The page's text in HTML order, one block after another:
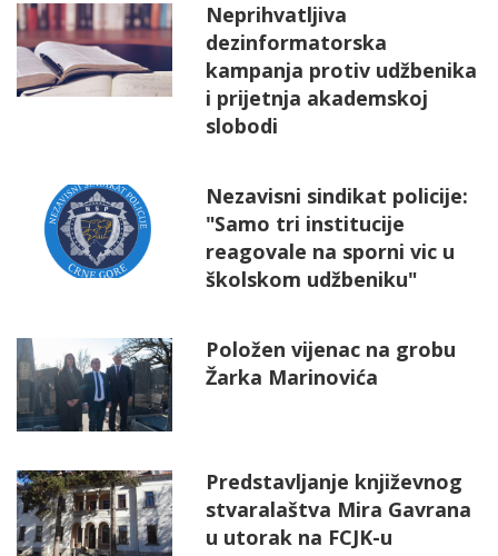
Neprihvatljiva
dezinformatorska
kampanja protiv udžbenika
i prijetnja akademskoj
slobodi
Nezavisni sindikat policije:
"Samo tri institucije
reagovale na sporni vic u
školskom udžbeniku"
Položen vijenac na grobu
Žarka Marinovića
Predstavljanje književnog
stvaralaštva Mira Gavrana
u utorak na FCJK-u